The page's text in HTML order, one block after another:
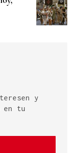
y
en tu